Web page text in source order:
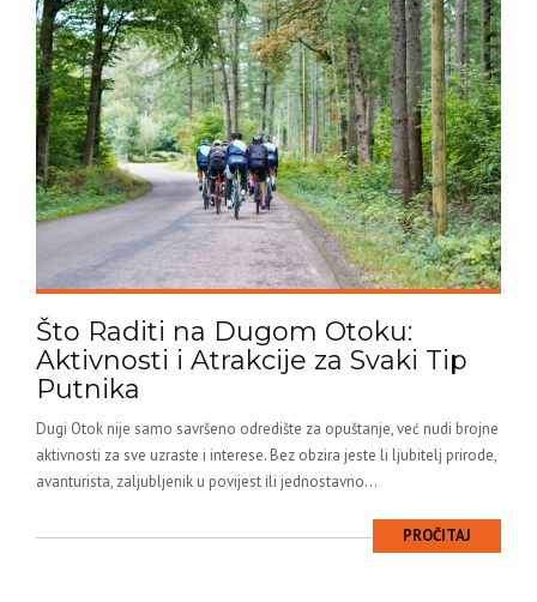
Što Raditi na Dugom Otoku:
Aktivnosti i Atrakcije za Svaki Tip
Putnika
Dugi Otok nije samo savršeno odredište za opuštanje, već nudi brojne
aktivnosti za sve uzraste i interese. Bez obzira jeste li ljubitelj prirode,
avanturista, zaljubljenik u povijest ili jednostavno...
PROČITAJ